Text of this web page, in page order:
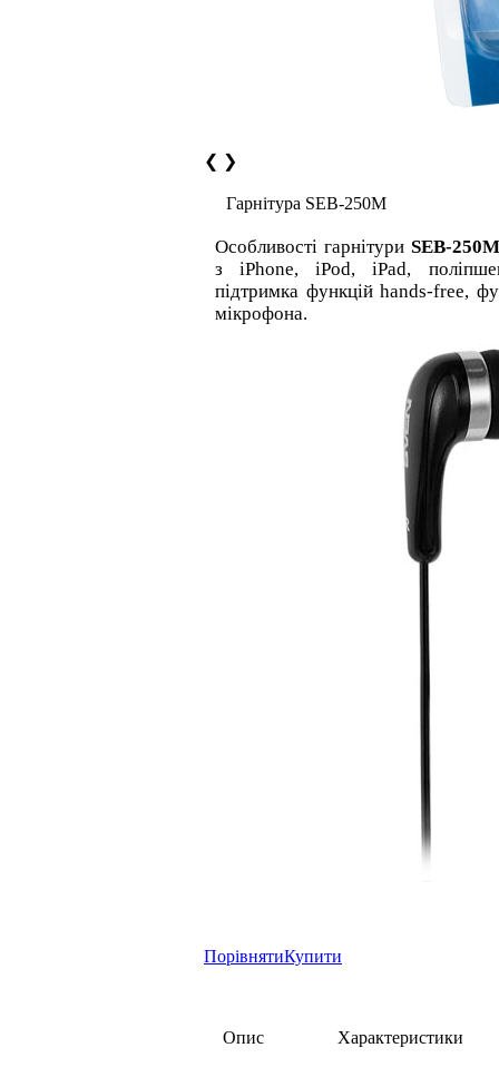
❮ ❯
Гарнітура SEB-250M
Особливості гарнітури SEB-250M
з iPhone, iPod, iPad,
підтримка функцій hands-free,
мікрофона.
ПорівнятиКупити
Опис Характеристики